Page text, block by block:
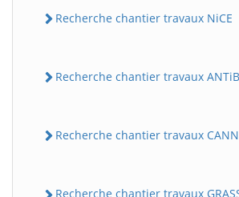
Recherche chantier travaux NiCE
Recherche chantier travaux
Recherche chantier travaux
Recherche chantier travaux